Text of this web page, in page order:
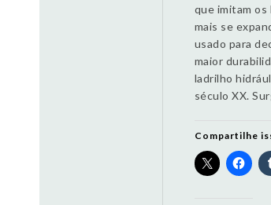
que imitam os
mais se
usado para
maior
ladrilho
século XX.
Compartilhe